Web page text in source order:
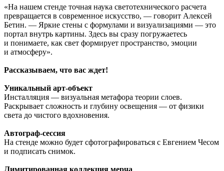
«На нашем стенде точная наука светотехнического расчета
превращается в современное искусство, — говорит Алексей
Бетин. — Яркие стены с формулами и визуализациями — это
портал внутрь картины. Здесь вы сразу погружаетесь
и понимаете, как свет формирует пространство, эмоции
и атмосферу».
Рассказываем, что вас ждет!
Уникальный арт-объект
Инсталляция — визуальная метафора теории слоев.
Раскрывает сложность и глубину освещения — от физики
света до чистого вдохновения.
Автограф-сессия
На стенде можно будет сфотографироваться с Евгением Чесом
и подписать снимок.
Лимитированная коллекция мерча